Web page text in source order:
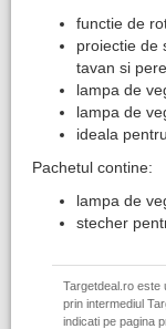
functie de
proiectie de
tavan si
lampa de
lampa de
​ideala
Pachetul contine:
lampa de
stecher
Targetdeal.ro este
prin intermediul
indicati pe pagina